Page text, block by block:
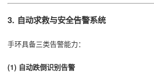
3. 自动求救与安全告警系统
手环具备三类告警能力：
(1) 自动跌倒识别告警